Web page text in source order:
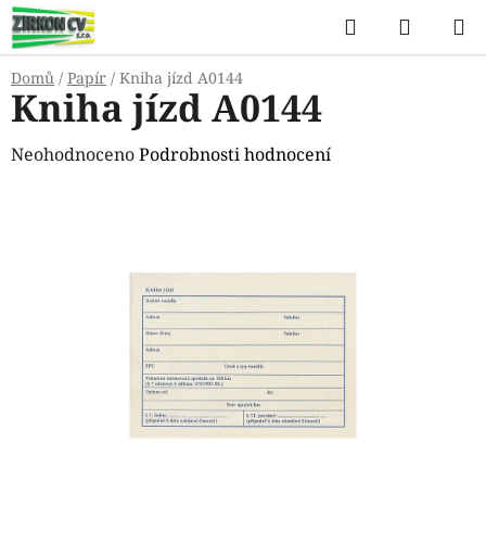
Přejít
na
obsah
Hledat
KOŠÍK
Domů / Papír / Kniha jízd A0144
Kniha jízd A0144
Průměrné
NeohodnocenoPodrobnosti hodnocení